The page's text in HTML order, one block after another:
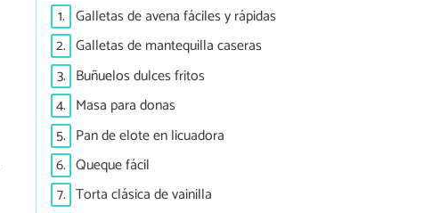
1. Galletas de avena fáciles y rápidas
2. Galletas de mantequilla caseras
3. Buñuelos dulces fritos
4. Masa para donas
5. Pan de elote en licuadora
6. Queque fácil
7. Torta clásica de vainilla